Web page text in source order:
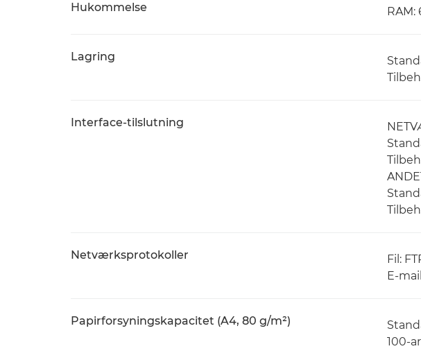
Hukommelse RAM:
Lagring
Interface-tilslutning
Netværksprotokoller
Fil:
E-
Papirforsyningskapacitet (A4, 80 g/m²)
100-